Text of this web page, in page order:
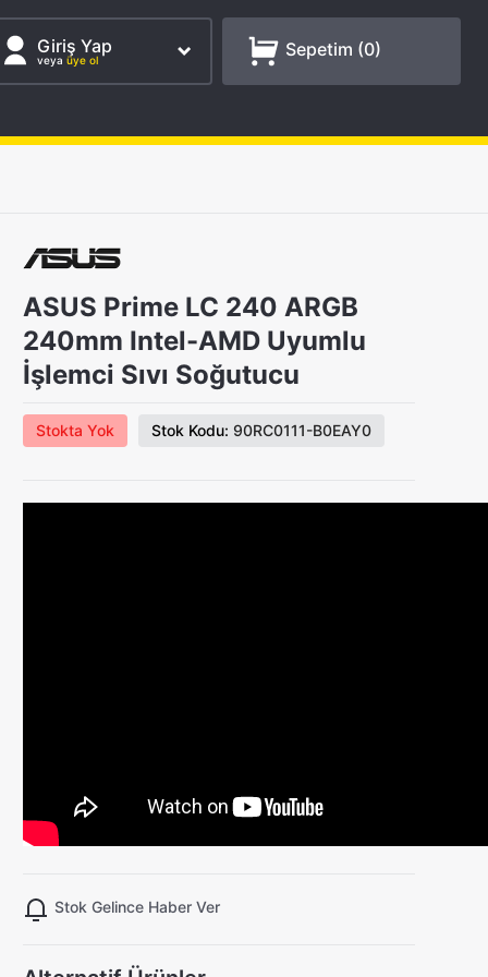
Giriş Yap
veya üye ol Sepetim (0)
ASUS Prime LC 240 ARGB
240mm Intel-AMD Uyumlu
İşlemci Sıvı Soğutucu
Stokta Yok Stok Kodu: 90RC0111-B0EAY0
Stok Gelince Haber Ver